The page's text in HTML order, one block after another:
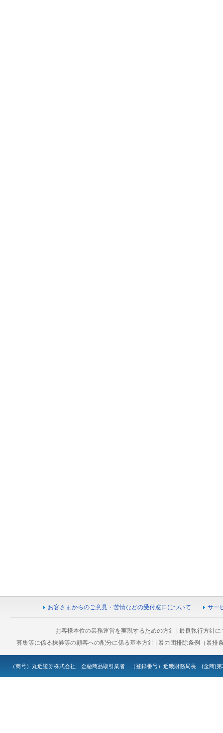
お客さまからのご意見・苦情などの受付窓口について サー
お客様本位の業務運営を実現するための方針 |最良執行方針に
募集等に係る株券等の顧客への配分に係る基本方針 |暴力団排除条例（暴排
（商号）丸近證券株式会社 金融商品取引業者 （登録番号）近畿財務局長 (金商)